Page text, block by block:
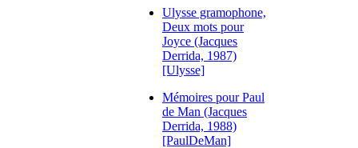
Ulysse gramophone,
Deux mots pour
Joyce (Jacques
Derrida, 1987)
[Ulysse]
Mémoires pour Paul
de Man (Jacques
Derrida, 1988)
[PaulDeMan]